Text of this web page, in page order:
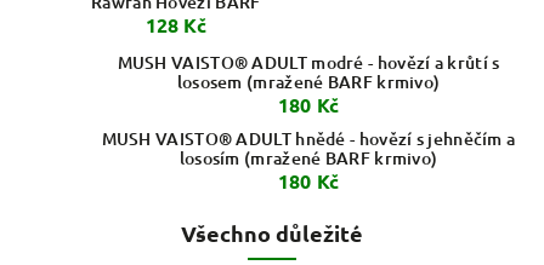
128 Kč
MUSH VAISTO® ADULT modré - hovězí a krůtí s
lososem (mražené BARF krmivo)
180 Kč
MUSH VAISTO® ADULT hnědé - hovězí s jehněčím a
lososím (mražené BARF krmivo)
180 Kč
Všechno důležité